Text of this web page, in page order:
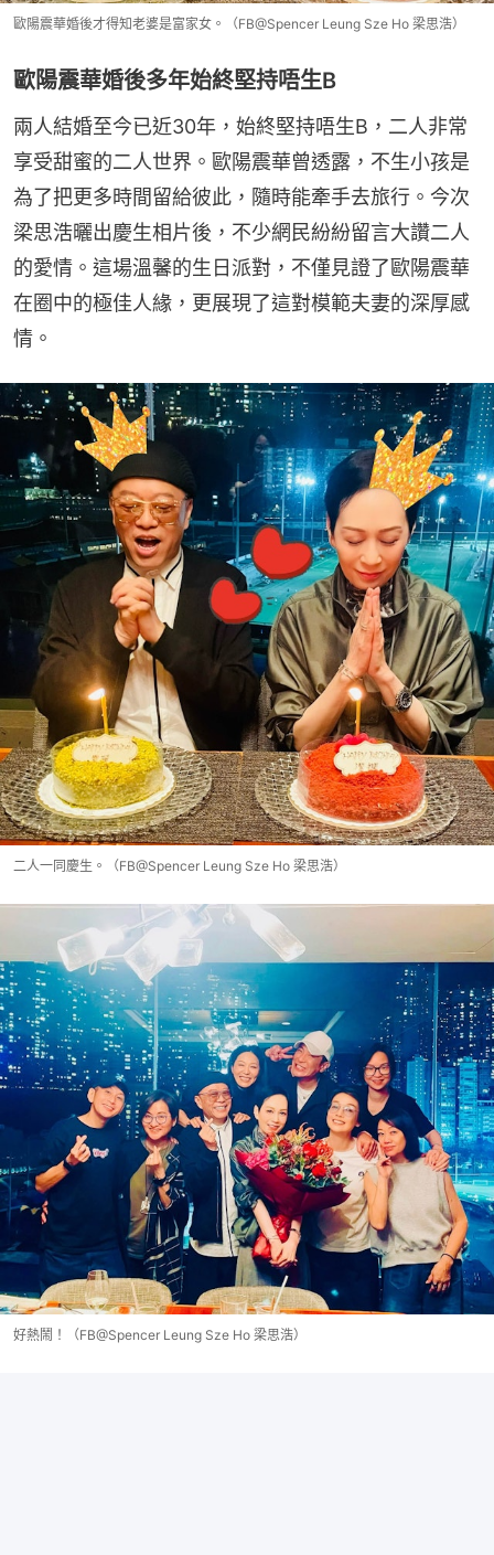
歐陽震華婚後才得知老婆是富家女。（FB@Spencer Leung Sze Ho 梁思浩）
歐陽震華婚後多年始終堅持唔生B
兩人結婚至今已近30年，始終堅持唔生B，二人非常
享受甜蜜的二人世界。歐陽震華曾透露，不生小孩是
為了把更多時間留給彼此，隨時能牽手去旅行。今次
梁思浩曬出慶生相片後，不少網民紛紛留言大讚二人
的愛情。這場溫馨的生日派對，不僅見證了歐陽震華
在圈中的極佳人緣，更展現了這對模範夫妻的深厚感
情。
二人一同慶生。（FB@Spencer Leung Sze Ho 梁思浩）
好熱鬧！（FB@Spencer Leung Sze Ho 梁思浩）